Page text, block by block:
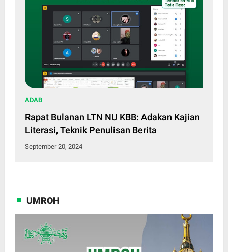
ADAB
Rapat Bulanan LTN NU KBB: Adakan Kajian
Literasi, Teknik Penulisan Berita
September 20, 2024
UMROH